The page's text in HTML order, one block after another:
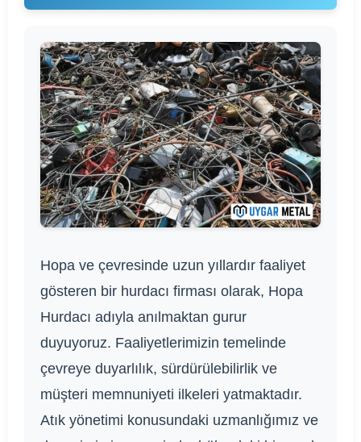
Hopa ve çevresinde uzun yıllardır faaliyet
gösteren bir hurdacı firması olarak, Hopa
Hurdacı adıyla anılmaktan gurur
duyuyoruz. Faaliyetlerimizin temelinde
çevreye duyarlılık, sürdürülebilirlik ve
müşteri memnuniyeti ilkeleri yatmaktadır.
Atık yönetimi konusundaki uzmanlığımız ve